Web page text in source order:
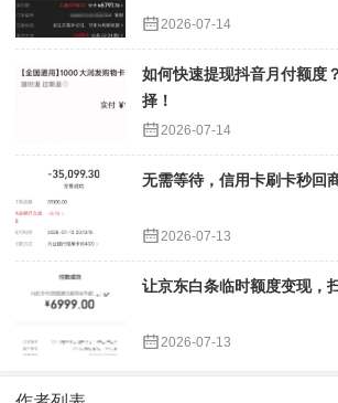
2026-07-14
如何快速提现抖音月付额度
择！
2026-07-14
无需等待，信用卡刷卡秒回
2026-07-13
让京东白条临时额度变现，
2026-07-13